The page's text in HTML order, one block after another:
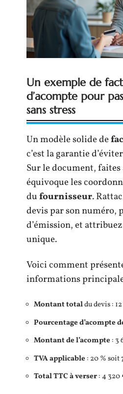
Un exemple de
d’acompte pour
sans stress
Un modèle solide de
c’est la garantie
Sur le document,
équivoque les
dufournisseur.
devis par son numéro,
d’émission, et
unique.
Voici comment
informations
Montant totaldu devis :
Pourcentage d’acompte
Montant de l’acompte : 3
TVA applicable : 20 % soit
Total TTC à verser: 4 320